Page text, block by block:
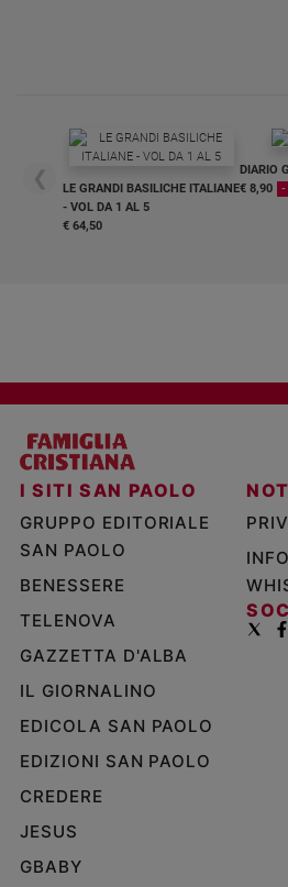
❮
LE GRANDI BASILICHE ITALIANE
- VOL DA 1 AL 5
€ 64,50
DIARIO
€ 8,90
-
I SITI SAN PAOLO
GRUPPO EDITORIALE
SAN PAOLO
BENESSERE
TELENOVA
GAZZETTA D'ALBA
IL GIORNALINO
EDICOLA SAN PAOLO
EDIZIONI SAN PAOLO
CREDERE
JESUS
GBABY